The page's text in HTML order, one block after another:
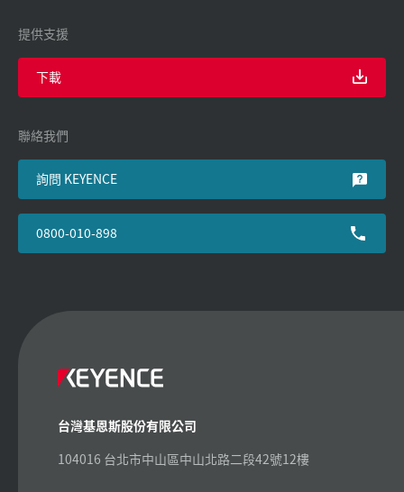
提供支援
下載
聯絡我們
詢問 KEYENCE
0800-010-898
台灣基恩斯股份有限公司
104016 台北市中山區中山北路二段42號12樓